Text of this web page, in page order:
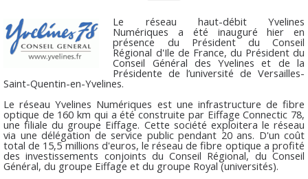
Le réseau haut-débit Yvelines
Numériques a été inauguré hier en
présence du Président du Conseil
Régional d'Ile de France, du Président du
Conseil Général des Yvelines et de la
Présidente de l’université de Versailles-
Saint-Quentin-en-Yvelines.
Le réseau Yvelines Numériques est une infrastructure de fibre
optique de 160 km qui a été construite par Eiffage Connectic 78,
une filiale du groupe Eiffage. Cette société exploitera le réseau
via une délégation de service public pendant 20 ans. D'un coût
total de 15,5 millions d'euros, le réseau de fibre optique a profité
des investissements conjoints du Conseil Régional, du Conseil
Général, du groupe Eiffage et du groupe Royal (universités).